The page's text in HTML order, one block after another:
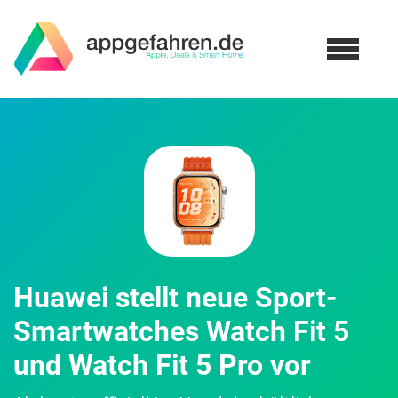
Huawei stellt neue Sport-
Smartwatches Watch Fit 5
und Watch Fit 5 Pro vor